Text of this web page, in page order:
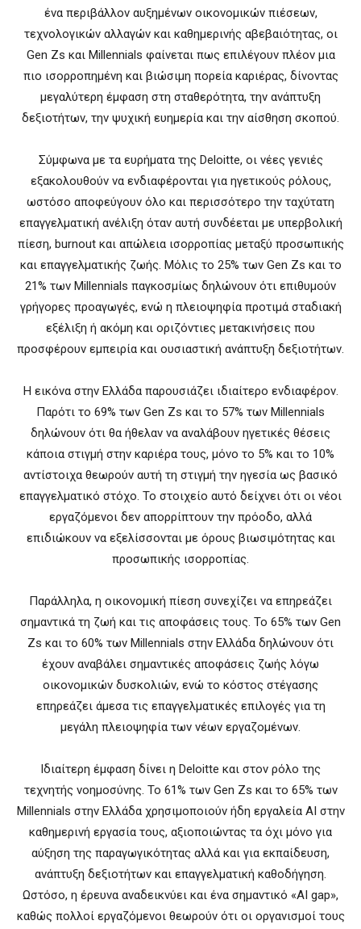
ένα περιβάλλον αυξημένων οικονομικών πιέσεων,
τεχνολογικών αλλαγών και καθημερινής αβεβαιότητας, οι
Gen Zs και Millennials φαίνεται πως επιλέγουν πλέον μια
πιο ισορροπημένη και βιώσιμη πορεία καριέρας, δίνοντας
μεγαλύτερη έμφαση στη σταθερότητα, την ανάπτυξη
δεξιοτήτων, την ψυχική ευημερία και την αίσθηση σκοπού.
Σύμφωνα με τα ευρήματα της Deloitte, οι νέες γενιές
εξακολουθούν να ενδιαφέρονται για ηγετικούς ρόλους,
ωστόσο αποφεύγουν όλο και περισσότερο την ταχύτατη
επαγγελματική ανέλιξη όταν αυτή συνδέεται με υπερβολική
πίεση, burnout και απώλεια ισορροπίας μεταξύ προσωπικής
και επαγγελματικής ζωής. Μόλις το 25% των Gen Zs και το
21% των Millennials παγκοσμίως δηλώνουν ότι επιθυμούν
γρήγορες προαγωγές, ενώ η πλειοψηφία προτιμά σταδιακή
εξέλιξη ή ακόμη και οριζόντιες μετακινήσεις που
προσφέρουν εμπειρία και ουσιαστική ανάπτυξη δεξιοτήτων.
Η εικόνα στην Ελλάδα παρουσιάζει ιδιαίτερο ενδιαφέρον.
Παρότι το 69% των Gen Zs και το 57% των Millennials
δηλώνουν ότι θα ήθελαν να αναλάβουν ηγετικές θέσεις
κάποια στιγμή στην καριέρα τους, μόνο το 5% και το 10%
αντίστοιχα θεωρούν αυτή τη στιγμή την ηγεσία ως βασικό
επαγγελματικό στόχο. Το στοιχείο αυτό δείχνει ότι οι νέοι
εργαζόμενοι δεν απορρίπτουν την πρόοδο, αλλά
επιδιώκουν να εξελίσσονται με όρους βιωσιμότητας και
προσωπικής ισορροπίας.
Παράλληλα, η οικονομική πίεση συνεχίζει να επηρεάζει
σημαντικά τη ζωή και τις αποφάσεις τους. Το 65% των Gen
Zs και το 60% των Millennials στην Ελλάδα δηλώνουν ότι
έχουν αναβάλει σημαντικές αποφάσεις ζωής λόγω
οικονομικών δυσκολιών, ενώ το κόστος στέγασης
επηρεάζει άμεσα τις επαγγελματικές επιλογές για τη
μεγάλη πλειοψηφία των νέων εργαζομένων.
Ιδιαίτερη έμφαση δίνει η Deloitte και στον ρόλο της
τεχνητής νοημοσύνης. Το 61% των Gen Zs και το 65% των
Millennials στην Ελλάδα χρησιμοποιούν ήδη εργαλεία AI στην
καθημερινή εργασία τους, αξιοποιώντας τα όχι μόνο για
αύξηση της παραγωγικότητας αλλά και για εκπαίδευση,
ανάπτυξη δεξιοτήτων και επαγγελματική καθοδήγηση.
Ωστόσο, η έρευνα αναδεικνύει και ένα σημαντικό «AI gap»,
καθώς πολλοί εργαζόμενοι θεωρούν ότι οι οργανισμοί τους